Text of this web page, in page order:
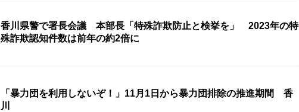
香川県警で署長会議 本部長「特殊詐欺防止と検挙を」 2023年の特
殊詐欺認知件数は前年の約2倍に
「暴力団を利用しないぞ！」11月1日から暴力団排除の推進期間 香
川